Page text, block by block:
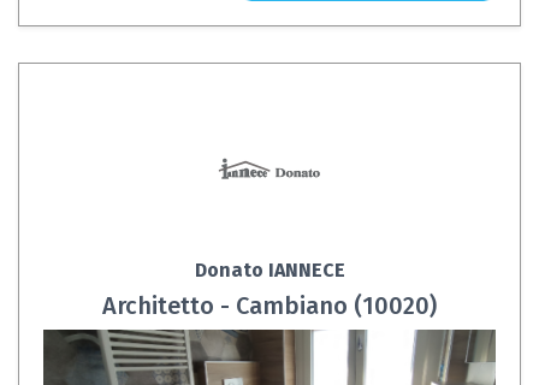
Donato IANNECE
Architetto - Cambiano (10020)